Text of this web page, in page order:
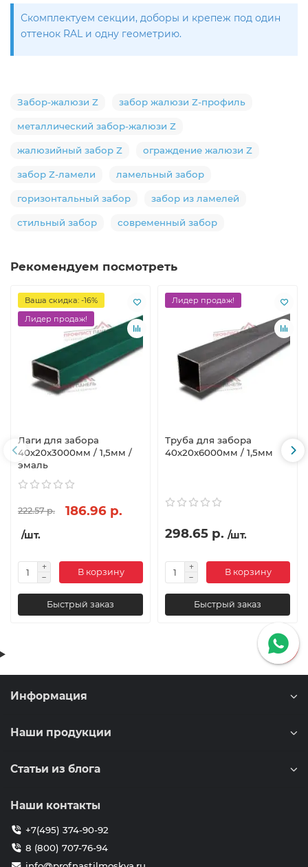
Скомплектуем секции, доборы и крепеж под один
оттенок RAL и одну геометрию.
Забор-жалюзи Z забор жалюзи Z-профиль
металлический забор-жалюзи Z
жалюзийный забор Z ограждение жалюзи Z
забор Z-ламели ламельный забор
горизонтальный забор забор из ламелей
стильный забор современный забор
Рекомендуем посмотреть
Ваша скидка: -16%
Лидер продаж!
Лаги для забора
40х20x3000мм / 1,5мм /
эмаль
222.57 р. 186.96 р.
/шт.
В корзину
Быстрый заказ
Лидер продаж!
Труба для забора
40х20x6000мм / 1,5мм
298.65 р. /шт.
В корзину
Быстрый заказ
Информация
Наши продукции
Статьи из блога
Наши контакты
+7(495) 374-90-92
8 (800) 707-76-94